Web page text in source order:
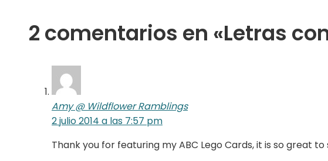
2 comentarios en «Letras
Amy @ Wildflower Ramblings
2 julio 2014 a las 7:57 pm
Thank you for featuring my ABC Lego Cards, it is so great